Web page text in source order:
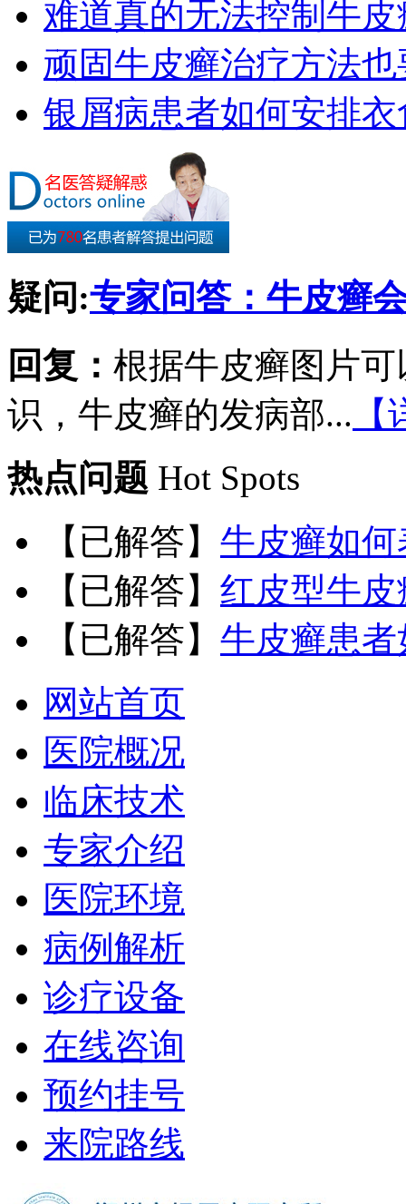
难道真的无法控制牛
顽固牛皮癣治疗方法也
银屑病患者如何安排
疑问:专家问答：牛皮癣
回复： 根据牛皮癣图片
识，牛皮癣的发病部...
热点问题 Hot Spots
【已解答】 牛皮癣如
【已解答】 红皮型牛
【已解答】 牛皮癣患
网站首页
医院概况
临床技术
专家介绍
医院环境
病例解析
诊疗设备
在线咨询
预约挂号
来院路线